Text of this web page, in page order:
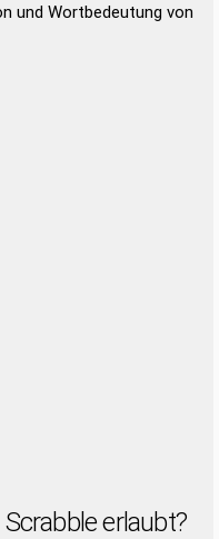
und Wortbedeutung von
erlaubt?